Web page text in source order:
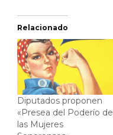
Relacionado
Diputados proponen
«Presea del Poderío de
las Mujeres